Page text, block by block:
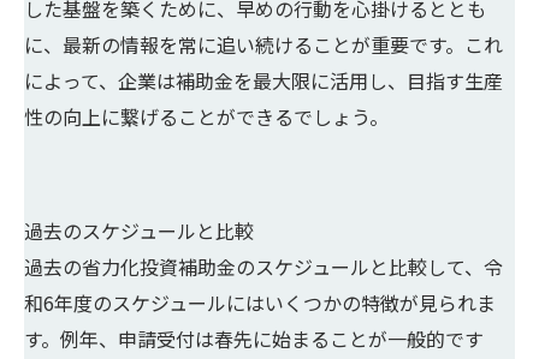
した基盤を築くために、早めの行動を心掛けるととも
に、最新の情報を常に追い続けることが重要です。これ
によって、企業は補助金を最大限に活用し、目指す生産
性の向上に繋げることができるでしょう。
過去のスケジュールと比較
過去の省力化投資補助金のスケジュールと比較して、令
和6年度のスケジュールにはいくつかの特徴が見られま
す。例年、申請受付は春先に始まることが一般的です